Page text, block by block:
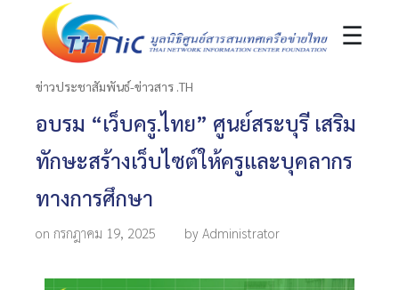
☰
ข่าวประชาสัมพันธ์-ข่าวสาร .TH
อบรม “เว็บครู.ไทย” ศูนย์สระบุรี เสริม
ทักษะสร้างเว็บไซต์ให้ครูและบุคลากร
ทางการศึกษา
on กรกฎาคม 19, 2025 by Administrator